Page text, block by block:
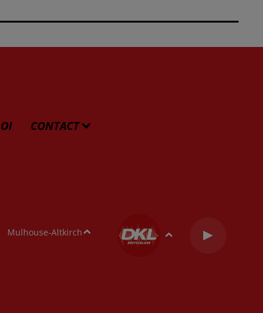
CONTACT
Mulhouse-Altkirch